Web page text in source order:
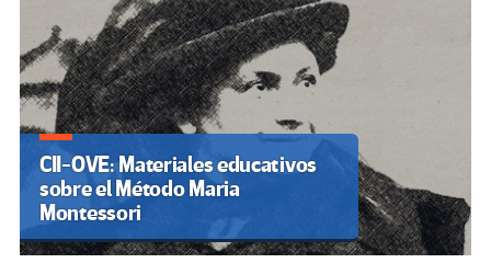
CII-OVE: Materiales educativos
sobre el Método Maria
Montessori